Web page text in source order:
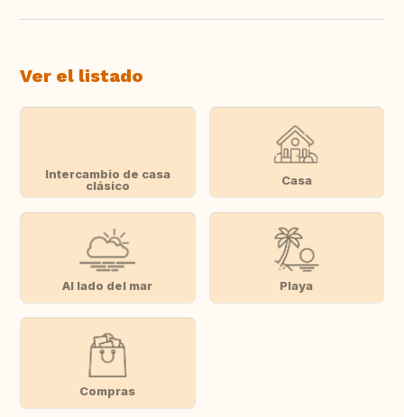
Ver el listado
Intercambio de casa
clásico
Casa
Al lado del mar Playa
Compras